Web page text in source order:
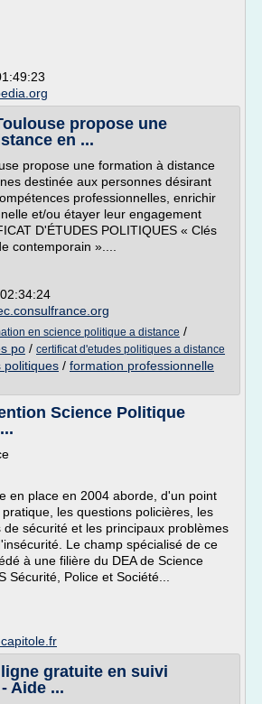
propose une
en ...
propose une formation à distance
destinée aux personnes désirant
professionnelles, enrichir
et/ou étayer leur engagement
D'ÉTUDES POLITIQUES « Clés
contemporain »....
en science politique a distance /
po / certificat d'etudes politiques a distance
politiques / formation professionnelle
Science Politique
en place en 2004 aborde, d'un point
les questions policières, les
de sécurité et les principaux problèmes
Le champ spécialisé de ce
à une filière du DEA de Science
Sécurité, Police et Société...
gratuite en suivi
Aide ...